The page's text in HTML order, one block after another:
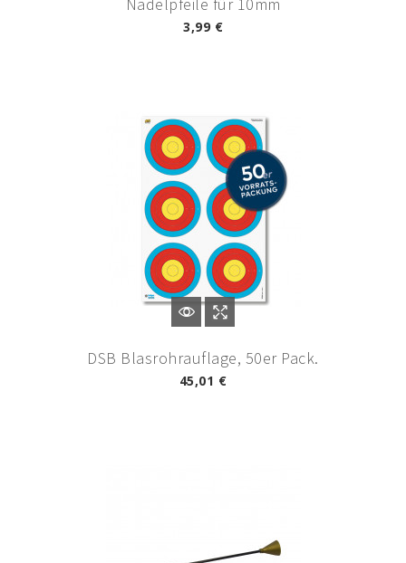
Nadelpfeile für 10mm
3,99 €
DSB Blasrohrauflage, 50er Pack.
45,01 €